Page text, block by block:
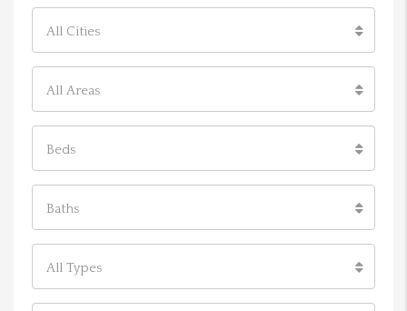
All Cities
All Areas
Beds
Baths
All Types